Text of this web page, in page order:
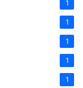
1
1
1
1
1